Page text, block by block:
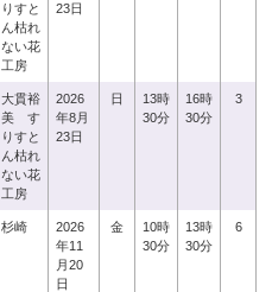
りすと
ん枯れ
ない花
工房
23日
大貫裕
美 す
りすと
ん枯れ
ない花
工房
2026
年8月
23日
日
13時
30分
16時
30分
3
杉崎
2026
年11
月20
日
金
10時
30分
13時
30分
6